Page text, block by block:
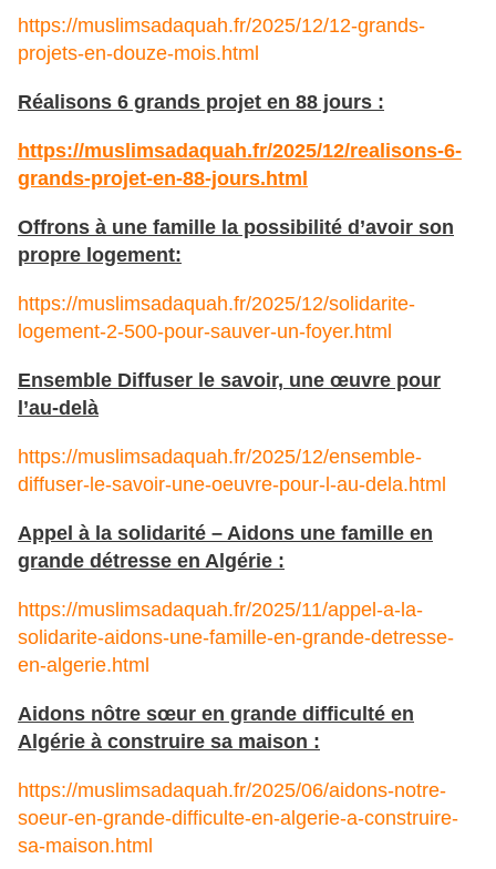
https://muslimsadaquah.fr/2025/12/12-grands-
projets-en-douze-mois.html
Réalisons 6 grands projet en 88 jours :
https://muslimsadaquah.fr/2025/12/realisons-6-
grands-projet-en-88-jours.html
Offrons à une famille la possibilité d’avoir son
propre logement:
https://muslimsadaquah.fr/2025/12/solidarite-
logement-2-500-pour-sauver-un-foyer.html
Ensemble Diffuser le savoir, une œuvre pour
l’au-delà
https://muslimsadaquah.fr/2025/12/ensemble-
diffuser-le-savoir-une-oeuvre-pour-l-au-dela.html
Appel à la solidarité – Aidons une famille en
grande détresse en Algérie :
https://muslimsadaquah.fr/2025/11/appel-a-la-
solidarite-aidons-une-famille-en-grande-detresse-
en-algerie.html
Aidons nôtre sœur en grande difficulté en
Algérie à construire sa maison :
https://muslimsadaquah.fr/2025/06/aidons-notre-
soeur-en-grande-difficulte-en-algerie-a-construire-
sa-maison.html